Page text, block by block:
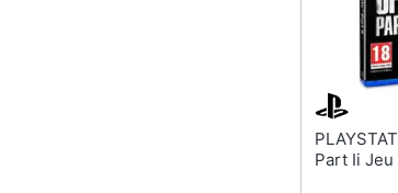
PLAYSTATION -
Part Ii Jeu